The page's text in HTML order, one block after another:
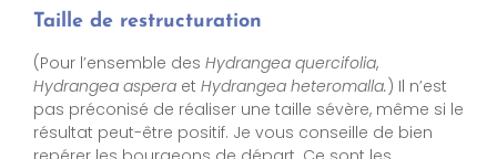
Taille de restructuration
(Pour l’ensemble des Hydrangea quercifolia,
Hydrangea aspera et Hydrangea heteromalla.) Il n’est
pas préconisé de réaliser une taille sévère, même si le
résultat peut-être positif. Je vous conseille de bien